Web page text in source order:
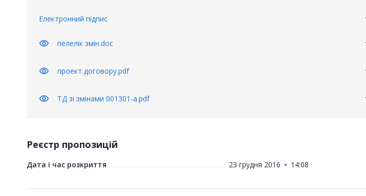
Електронний підпис
visibility пелелік змін.doc
visibility проект договору.pdf
visibility ТД зі змінами 001301-a.pdf
Реєстр пропозицій
Дата і час розкриття 23 грудня 2016 14:08